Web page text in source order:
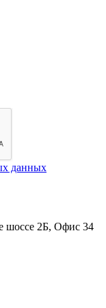
данных
шоссе 2Б, Офис 34